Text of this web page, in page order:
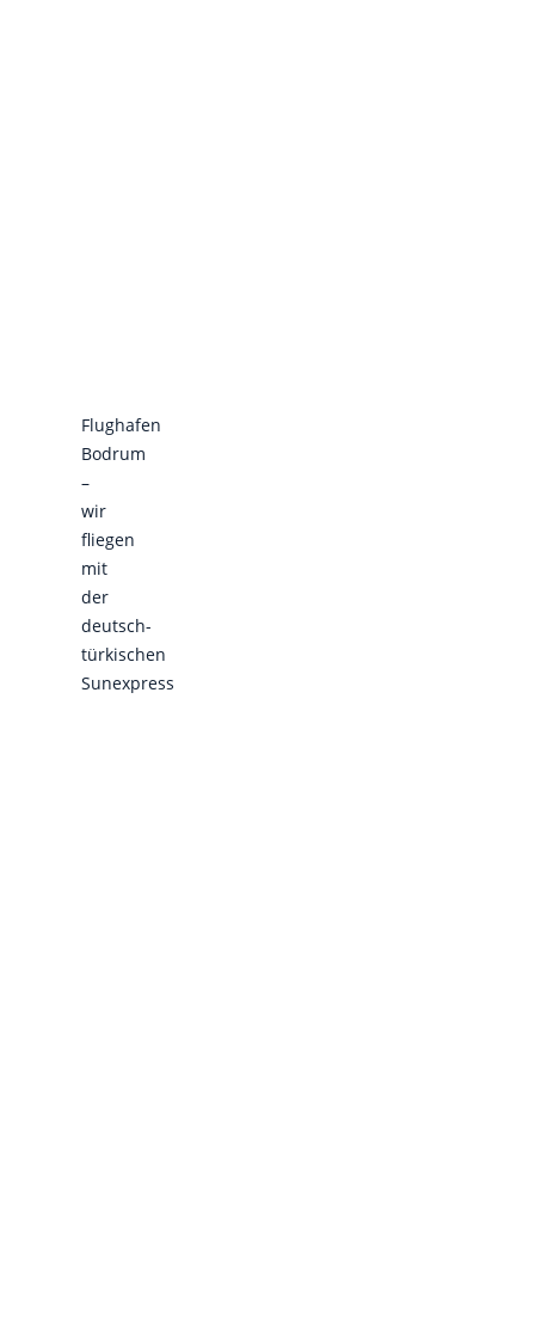
Flughafen
Bodrum
–
wir
fliegen
mit
der
deutsch-
türkischen
Sunexpress